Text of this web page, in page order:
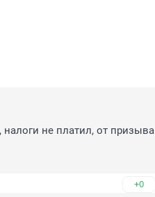
не платил, от призыва
+0